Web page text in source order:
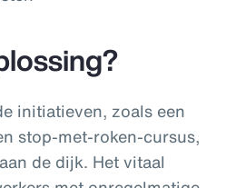
initiatieven, zoals een
stop-met-roken-cursus,
de dijk. Het vitaal